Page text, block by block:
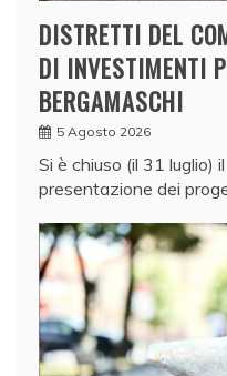
DISTRETTI DEL
DI INVESTIMENTI
BERGAMASCHI
5 Agosto 2026
Si è chiuso (il 31 luglio)
presentazione dei